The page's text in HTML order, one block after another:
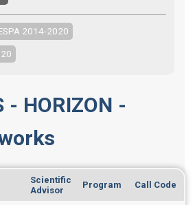
2014-2020
- HORIZON -
Scientific
Advisor
Program Call Code